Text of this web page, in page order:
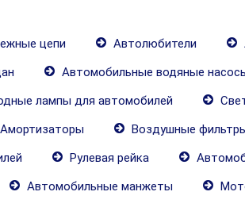
цепи Автолюбители
Автомобильные водяные
лампы для автомобилей
Амортизаторы Воздушные
Рулевая рейка
Автомобильные манжеты